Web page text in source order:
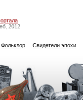
2012
Фольклор Свидетели эпохи